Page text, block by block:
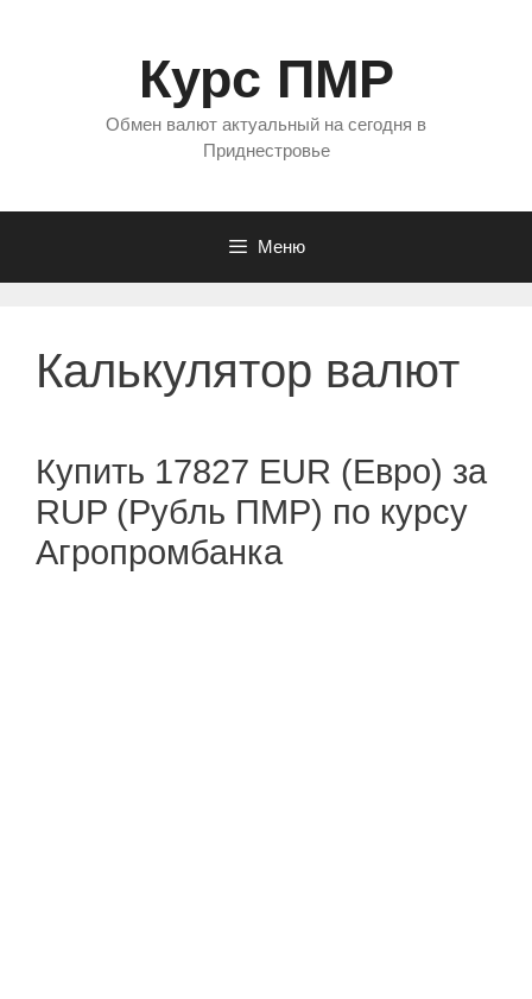
Курс ПМР
Обмен валют актуальный на сегодня в
Приднестровье
Меню
Калькулятор валют
Купить 17827 EUR (Евро) за
RUP (Рубль ПМР) по курсу
Агропромбанка